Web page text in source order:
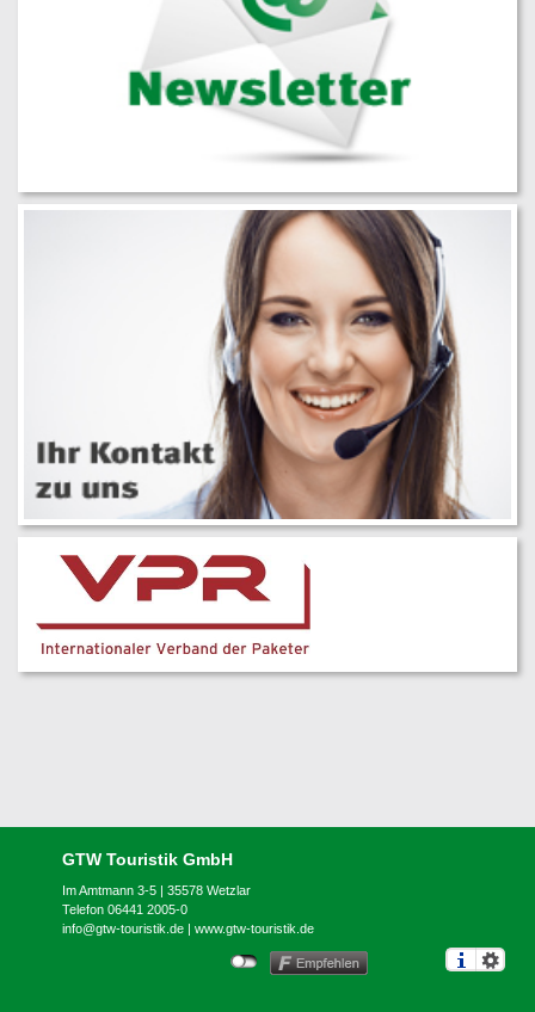
GTW Touristik GmbH
Im Amtmann 3-5 | 35578 Wetzlar
Telefon 06441 2005-0
info@gtw-touristik.de |www.gtw-touristik.de